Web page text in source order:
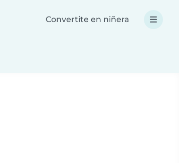
Convertite en niñera